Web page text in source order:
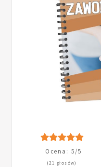
Ocena: 5/5
(21 głosów)